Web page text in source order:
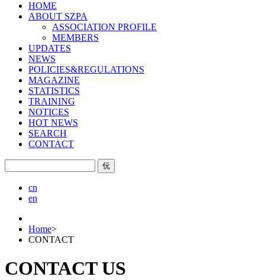
HOME
ABOUT SZPA
ASSOCIATION PROFILE
MEMBERS
UPDATES
NEWS
POLICIES&REGULATIONS
MAGAZINE
STATISTICS
TRAINING
NOTICES
HOT NEWS
SEARCH
CONTACT
㐾
cn
en
Home>
CONTACT
CONTACT US